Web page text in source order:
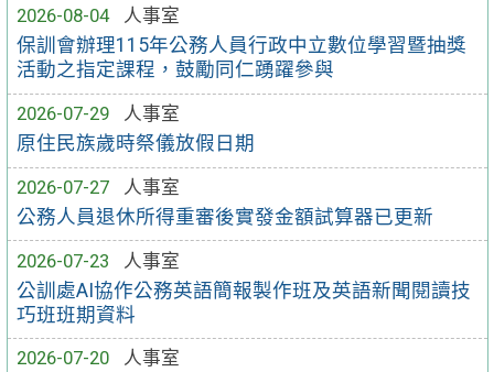
2026-08-04
人事室
保訓會辦理115年公務人員行政中立數位學習暨抽獎
活動之指定課程，鼓勵同仁踴躍參與
2026-07-29
人事室
原住民族歲時祭儀放假日期
2026-07-27
人事室
公務人員退休所得重審後實發金額試算器已更新
2026-07-23
人事室
公訓處AI協作公務英語簡報製作班及英語新聞閱讀技
巧班班期資料
2026-07-20
人事室